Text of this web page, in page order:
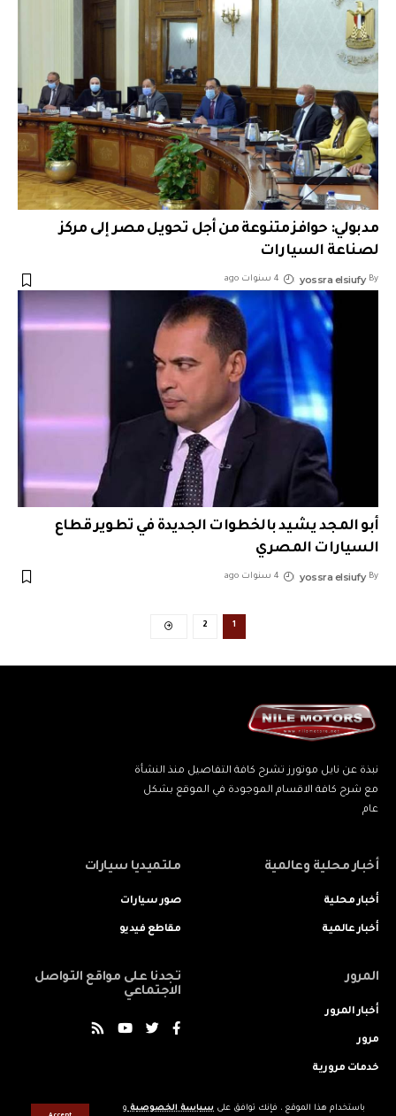
باستخدام هذا الموقع ، فإنك توافق على سياسة الخصوصية و
مدبولي: حوافز متنوعة من أجل تحويل مصر إلى مركز
لصناعة السيارات
By
yossra elsiufy 4 سنوات ago
أبو المجد يشيد بالخطوات الجديدة في تطوير قطاع
السيارات المصري
By
yossra elsiufy 4 سنوات ago
1
2
نبذة عن نايل موتورز تشرح كافة التفاصيل منذ النشأة
مع شرح كافة الاقسام الموجودة في الموقع بشكل
عام
أخبار محلية وعالمية
أخبار محلية
أخبار عالمية
ملتميديا سيارات
صور سيارات
مقاطع فيديو
المرور
أخبار المرور
مرور
خدمات مرورية
تجدنا على مواقع التواصل
الاجتماعي